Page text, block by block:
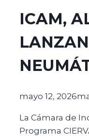
ICAM,
mayo 12, 2026
La Cámara de
Programa